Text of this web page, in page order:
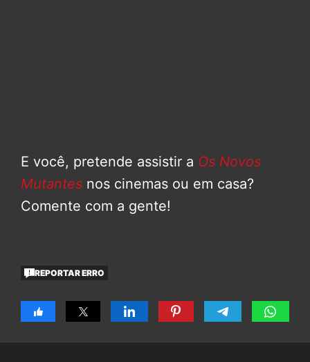
E você, pretende assistir a Os Novos
Mutantes nos cinemas ou em casa?
Comente com a gente!
REPORTAR ERRO